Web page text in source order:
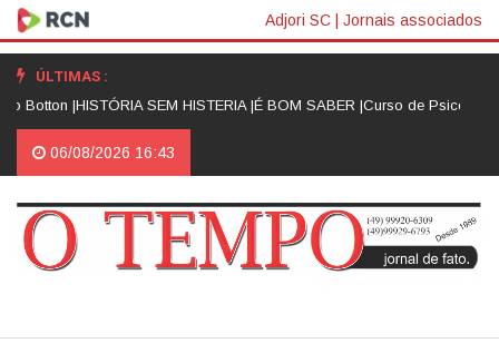
Adjori SC | Jornais associados
ÚLTIMAS :
Botton |HISTÓRIA SEM HISTERIA |É BOM SABER |Curso de Psicologia
06/08/2026 16:43